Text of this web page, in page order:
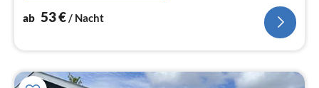
ab 53€/ Nacht